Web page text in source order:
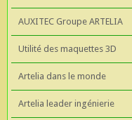
AUXITEC Groupe ARTELIA
Utilité des maquettes 3D
Artelia dans le monde
Artelia leader ingénierie